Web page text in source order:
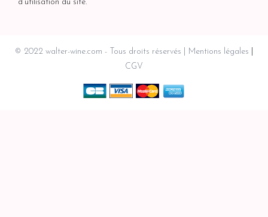
d'utilisation du site.
© 2022 walter-wine.com - Tous droits réservés
Mentions légales
CGV